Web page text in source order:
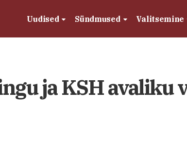
Uudised Sündmused Valitsemine
ja KSH avaliku